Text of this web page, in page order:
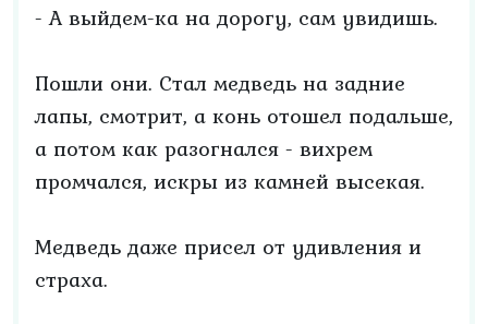
- А выйдем-ка на дорогу, сам увидишь.
Пошли они. Стал медведь на задние
лапы, смотрит, а конь отошел подальше,
а потом как разогнался - вихрем
промчался, искры из камней высекая.
Медведь даже присел от удивления и
страха.